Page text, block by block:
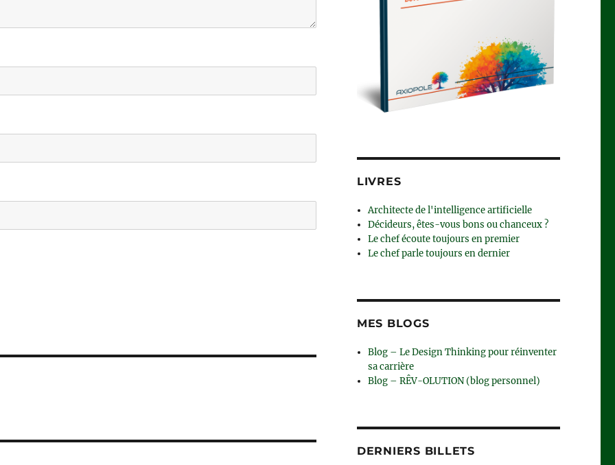
LIVRES
Architecte de l'intelligence artificielle
Décideurs, êtes-vous bons ou chanceux ?
Le chef écoute toujours en premier
Le chef parle toujours en dernier
MES BLOGS
Blog – Le Design Thinking pour réinventer
sa carrière
Blog – RÊV-OLUTION (blog personnel)
DERNIERS BILLETS